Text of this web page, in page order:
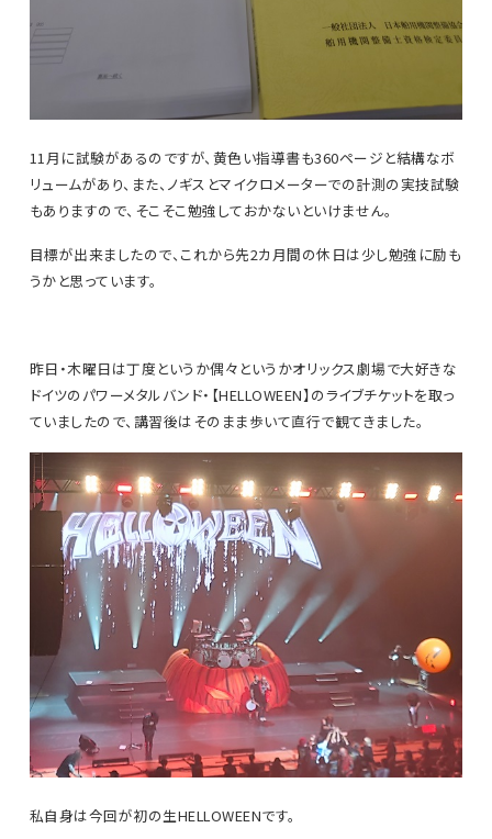
11月に試験があるのですが、黄色い指導書も360ページと結構なボ
リュームがあり、また、ノギスとマイクロメーターでの計測の実技試験
もありますので、そこそこ勉強しておかないといけません。
目標が出来ましたので、これから先2カ月間の休日は少し勉強に励も
うかと思っています。
昨日・木曜日は丁度というか偶々というかオリックス劇場で大好きな
ドイツのパワーメタルバンド・【HELLOWEEN】のライブチケットを取っ
ていましたので、講習後はそのまま歩いて直行で観てきました。
私自身は今回が初の生HELLOWEENです。